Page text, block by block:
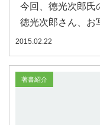
今回、徳光次郎氏
徳光次郎さん、お
2015.02.22
著書紹介